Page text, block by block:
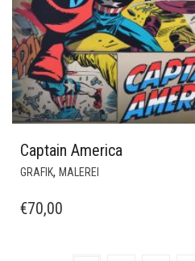
Captain America
GRAFIK, MALEREI
€70,00